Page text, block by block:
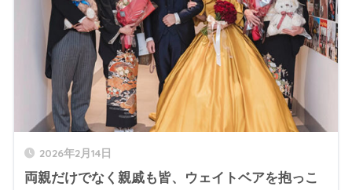
2026年2月14日
両親だけでなく親戚も皆、ウェイトベアを抱っこ